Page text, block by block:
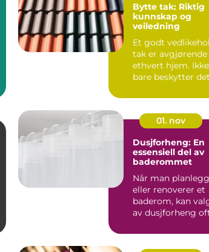
Bytte tak: Riktig
kunnskap og
veiledning
Et godt
tak er
ethvert hjem. Ikke
bare beskytter det
01. nov
Dusjforheng: En
essensiell del av
baderommet
Når man
eller renoverer et
baderom, kan
av dusjforheng